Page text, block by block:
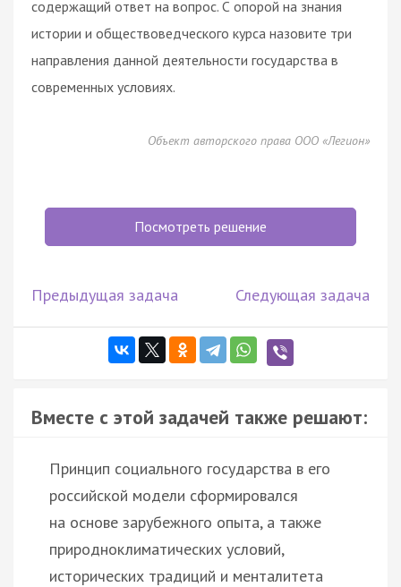
содержащий ответ на вопрос. С опорой на знания
истории и обществоведческого курса назовите три
направления данной деятельности государства в
современных условиях.
Объект авторского права ООО «Легион»
Посмотреть решение
Предыдущая задача Следующая задача
Вместе с этой задачей также решают:
Принцип социального государства в его
российской модели сформировался
на основе зарубежного опыта, а также
природноклиматических условий,
исторических традиций и менталитета